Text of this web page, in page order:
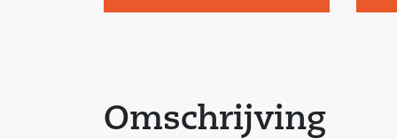
Omschrijving